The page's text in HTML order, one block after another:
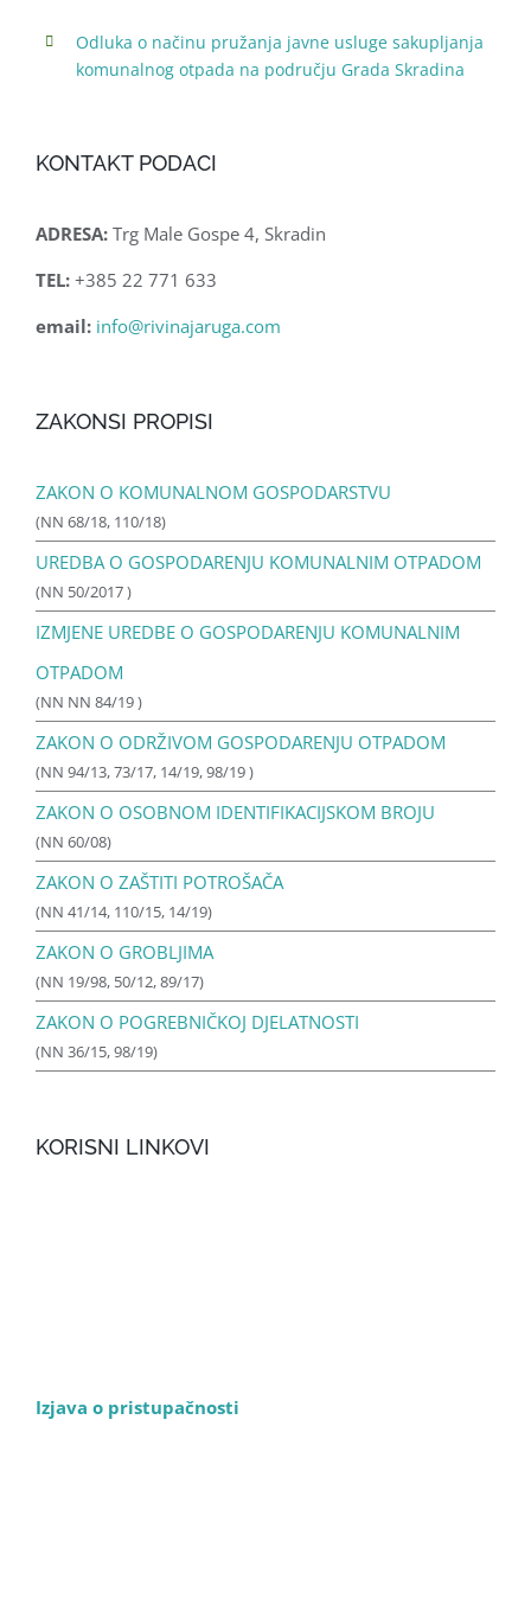
Odluka o načinu pružanja javne usluge sakupljanja
komunalnog otpada na području Grada Skradina
KONTAKT PODACI
ADRESA: Trg Male Gospe 4, Skradin
TEL: +385 22 771 633
email: info@rivinajaruga.com
ZAKONSI PROPISI
ZAKON O KOMUNALNOM GOSPODARSTVU
(NN 68/18, 110/18)
UREDBA O GOSPODARENJU KOMUNALNIM OTPADOM
(NN 50/2017 )
IZMJENE UREDBE O GOSPODARENJU KOMUNALNIM
OTPADOM
(NN NN 84/19 )
ZAKON O ODRŽIVOM GOSPODARENJU OTPADOM
(NN 94/13, 73/17, 14/19, 98/19 )
ZAKON O OSOBNOM IDENTIFIKACIJSKOM BROJU
(NN 60/08)
ZAKON O ZAŠTITI POTROŠAČA
(NN 41/14, 110/15, 14/19)
ZAKON O GROBLJIMA
(NN 19/98, 50/12, 89/17)
ZAKON O POGREBNIČKOJ DJELATNOSTI
(NN 36/15, 98/19)
KORISNI LINKOVI
Izjava o pristupačnosti